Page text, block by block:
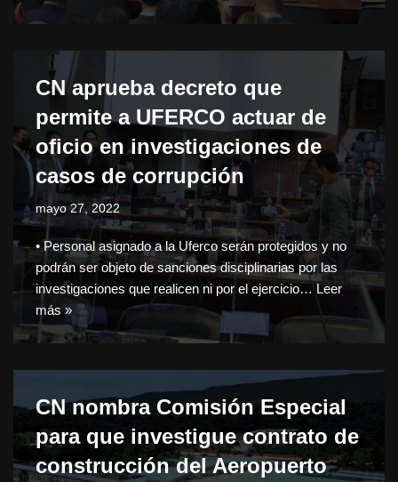
CN aprueba decreto que
permite a UFERCO actuar de
oficio en investigaciones de
casos de corrupción
mayo 27, 2022
• Personal asignado a la Uferco serán protegidos y no
podrán ser objeto de sanciones disciplinarias por las
investigaciones que realicen ni por el ejercicio…Leer
más »
CN nombra Comisión Especial
para que investigue contrato de
construcción del Aeropuerto